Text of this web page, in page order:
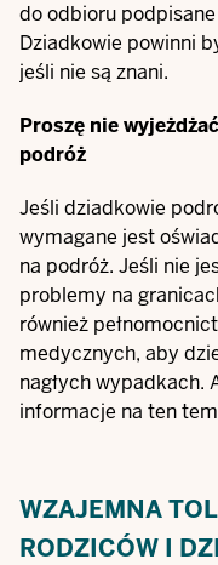
do odbioru
Dziadkowie powinni
jeśli nie są znani.
Proszę nie
podróż
Jeśli dziadkowie
wymagane jest
na podróż. Jeśli nie
problemy na
również
medycznych, aby
nagłych wypadkach.
informacje na ten
WZAJEMNA
RODZICÓW I